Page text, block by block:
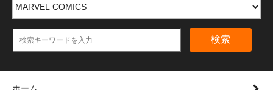
検索
ホーム